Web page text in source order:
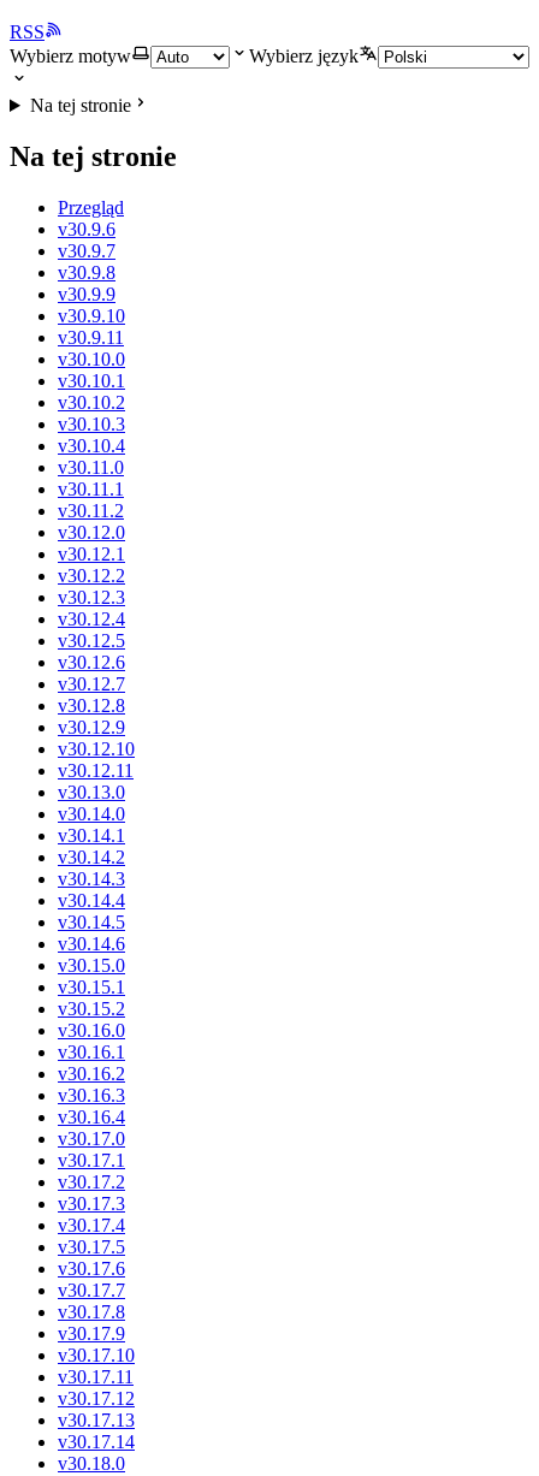
RSS
Wybierz motyw
Wybierz język
Na tej stronie
Na tej stronie
Przegląd
v30.9.6
v30.9.7
v30.9.8
v30.9.9
v30.9.10
v30.9.11
v30.10.0
v30.10.1
v30.10.2
v30.10.3
v30.10.4
v30.11.0
v30.11.1
v30.11.2
v30.12.0
v30.12.1
v30.12.2
v30.12.3
v30.12.4
v30.12.5
v30.12.6
v30.12.7
v30.12.8
v30.12.9
v30.12.10
v30.12.11
v30.13.0
v30.14.0
v30.14.1
v30.14.2
v30.14.3
v30.14.4
v30.14.5
v30.14.6
v30.15.0
v30.15.1
v30.15.2
v30.16.0
v30.16.1
v30.16.2
v30.16.3
v30.16.4
v30.17.0
v30.17.1
v30.17.2
v30.17.3
v30.17.4
v30.17.5
v30.17.6
v30.17.7
v30.17.8
v30.17.9
v30.17.10
v30.17.11
v30.17.12
v30.17.13
v30.17.14
v30.18.0